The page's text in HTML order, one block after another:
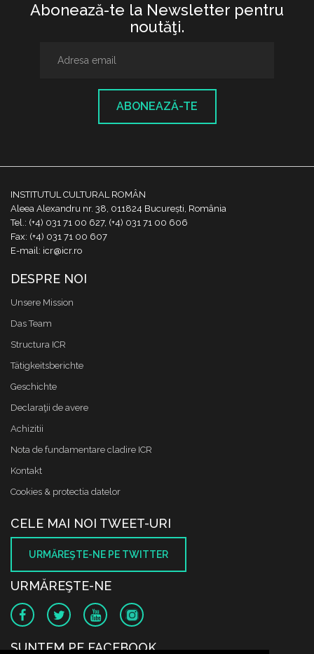
Abonează-te la Newsletter pentru
noutăţi.
ABONEAZĂ-TE
INSTITUTUL CULTURAL ROMÂN
Aleea Alexandru nr. 38, 011824 București, România
Tel.: (+4) 031 71 00 627, (+4) 031 71 00 606
Fax: (+4) 031 71 00 607
E-mail: icr@icr.ro
DESPRE NOI
Unsere Mission
Das Team
Structura ICR
Tätigkeitsberichte
Geschichte
Declaraţii de avere
Achizitii
Nota de fundamentare cladire ICR
Kontakt
Cookies & protectia datelor
CELE MAI NOI TWEET-URI
URMĂREŞTE-NE PE TWITTER
URMĂREŞTE-NE
SUNTEM PE FACEBOOK